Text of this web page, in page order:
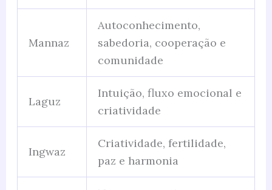
Mannaz
Autoconhecimento,
sabedoria, cooperação e
comunidade
Laguz
Intuição, fluxo emocional e
criatividade
Ingwaz
Criatividade, fertilidade,
paz e harmonia